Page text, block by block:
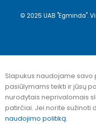
© 2025 UAB "Egminda".
Slapukus naudojame
pasiūlymams teikti ir jūsų
nurodytais neprivalomais
patirčiai. Jei norite sužinoti
naudojimo politiką.